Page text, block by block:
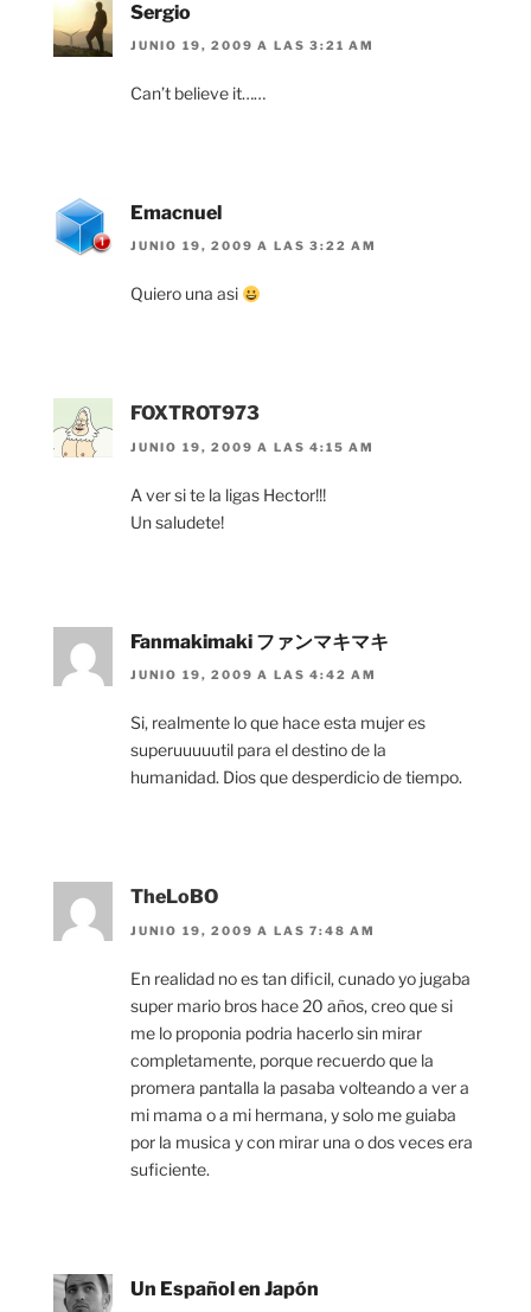
Sergio
JUNIO 19, 2009 A LAS 3:21 AM
Can’t believe it……
Emacnuel
JUNIO 19, 2009 A LAS 3:22 AM
Quiero una asi
FOXTROT973
JUNIO 19, 2009 A LAS 4:15 AM
A ver si te la ligas Hector!!!
Un saludete!
Fanmakimaki ファンマキマキ
JUNIO 19, 2009 A LAS 4:42 AM
Si, realmente lo que hace esta mujer es
superuuuuutil para el destino de la
humanidad. Dios que desperdicio de tiempo.
TheLoBO
JUNIO 19, 2009 A LAS 7:48 AM
En realidad no es tan dificil, cunado yo jugaba
super mario bros hace 20 años, creo que si
me lo proponia podria hacerlo sin mirar
completamente, porque recuerdo que la
promera pantalla la pasaba volteando a ver a
mi mama o a mi hermana, y solo me guiaba
por la musica y con mirar una o dos veces era
suficiente.
Un Español en Japón